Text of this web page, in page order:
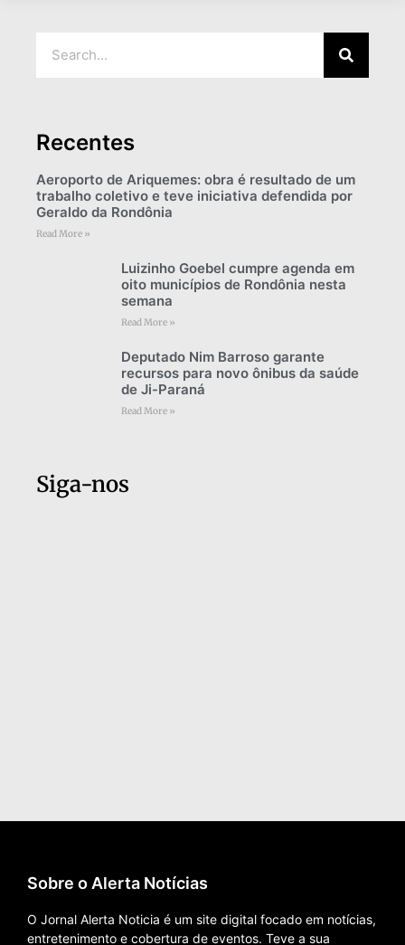
Recentes
Aeroporto de Ariquemes: obra é resultado de um
trabalho coletivo e teve iniciativa defendida por
Geraldo da Rondônia
Read More »
Luizinho Goebel cumpre agenda em
oito municípios de Rondônia nesta
semana
Read More »
Deputado Nim Barroso garante
recursos para novo ônibus da saúde
de Ji-Paraná
Read More »
Siga-nos
Sobre o Alerta Notícias
O Jornal Alerta Noticia é um site digital focado em notícias,
entretenimento e cobertura de eventos. Teve a sua